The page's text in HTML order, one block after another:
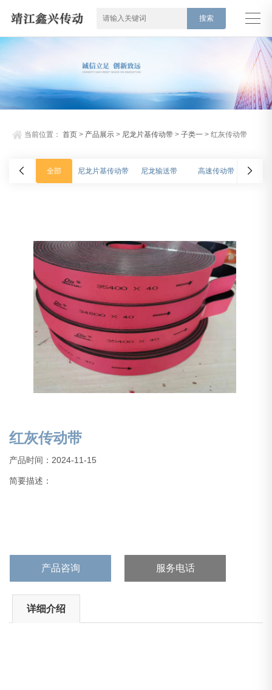
当前位置：首页 > 产品展示 > 尼龙片基传动带 >子类一 > 红灰传动带
全部 尼龙片基传动带 尼龙输送带 高速传动带
红灰传动带
产品时间：2024-11-15
简要描述：
产品咨询 服务电话
详细介绍